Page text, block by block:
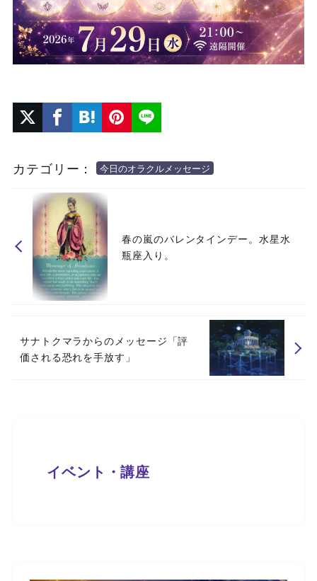
カテゴリー： 今日のオラクルメッセージ
春の嵐のバレンタインデー。水星水
瓶座入り。
サナトクマラからのメッセージ「評
価される恐れを手放す」
イベント・講座